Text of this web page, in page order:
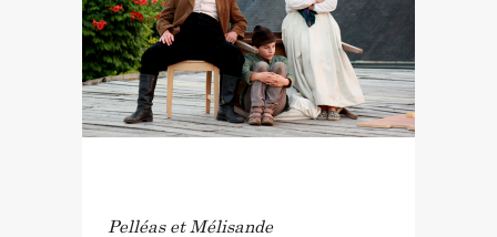
Pelléas et Mélisande